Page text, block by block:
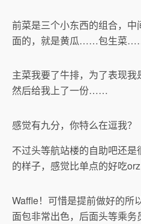
前菜是三个小东西的组合，
面的，就是黄瓜……包生菜
主菜我要了牛排，为了表现我
然后给我上了一份……
感觉有九分，你特么在逗我？
不过头等航站楼的自助吧还
的样子，感觉比单点的好吃
Waffle！可惜是提前做好的所
面包非常出色，后面头等乘